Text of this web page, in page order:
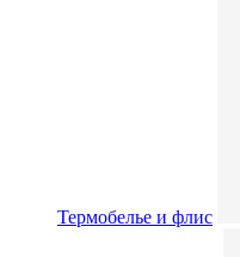
Термобелье и флис